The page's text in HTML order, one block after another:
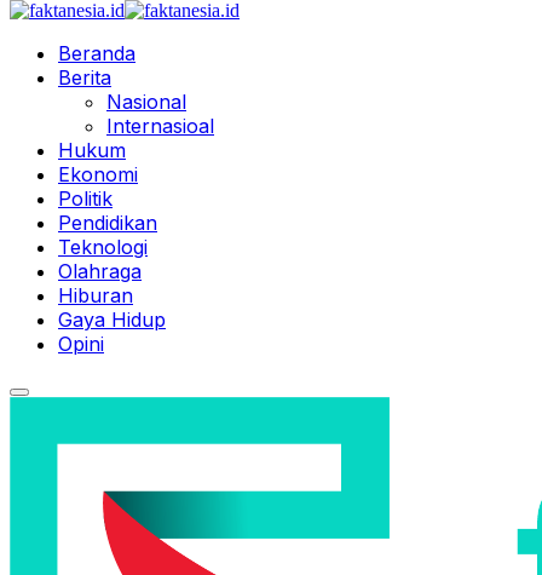
Beranda
Berita
Nasional
Internasioal
Hukum
Ekonomi
Politik
Pendidikan
Teknologi
Olahraga
Hiburan
Gaya Hidup
Opini